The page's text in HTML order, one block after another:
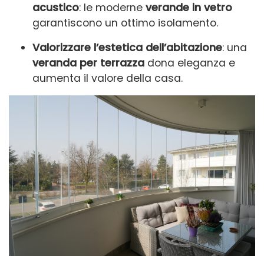
acustico: le moderne verande in vetro
garantiscono un ottimo isolamento.
Valorizzare l’estetica dell’abitazione: una
veranda per terrazza dona eleganza e
aumenta il valore della casa.